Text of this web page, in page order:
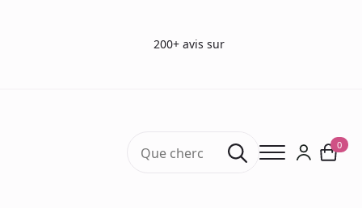
200+ avis sur
Search
for:
0